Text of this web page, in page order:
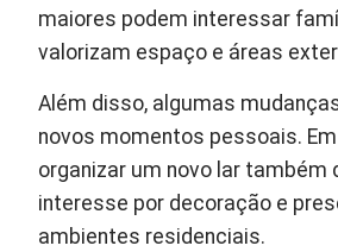
maiores podem interessar
valorizam espaço e áreas
Além disso, algumas
novos momentos pessoais.
organizar um novo lar também
interesse por decoração e
ambientes residenciais.